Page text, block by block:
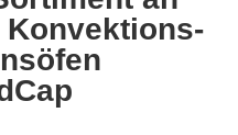
Konvektions-